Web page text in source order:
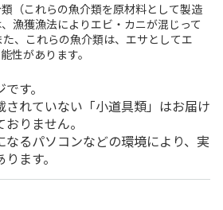
（これらの魚介類を原材料として製造
漁獲漁法によりエビ・カニが混じって
、これらの魚介類は、エサとしてエ
性があります。
す。
されていない「小道具類」はお届け
りません。
なるパソコンなどの環境により、実
ます。